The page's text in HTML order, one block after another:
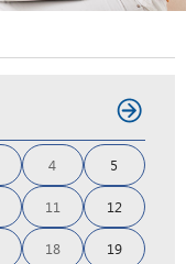
4 5
11 12
18 19